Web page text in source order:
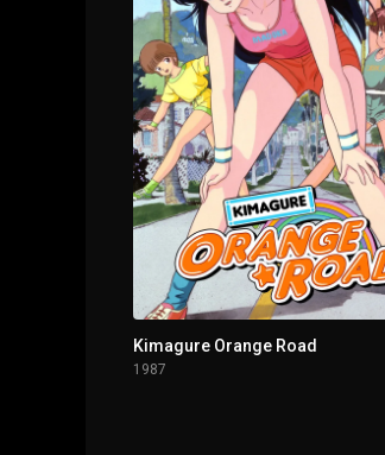
1 - 5 Episodio 5
1 - 6 Episodio 6
1 - 7 Episodio 7
Episodio 8
1 - 9 Episodio 9
1 - 10
Kimagure Orange Road
1987